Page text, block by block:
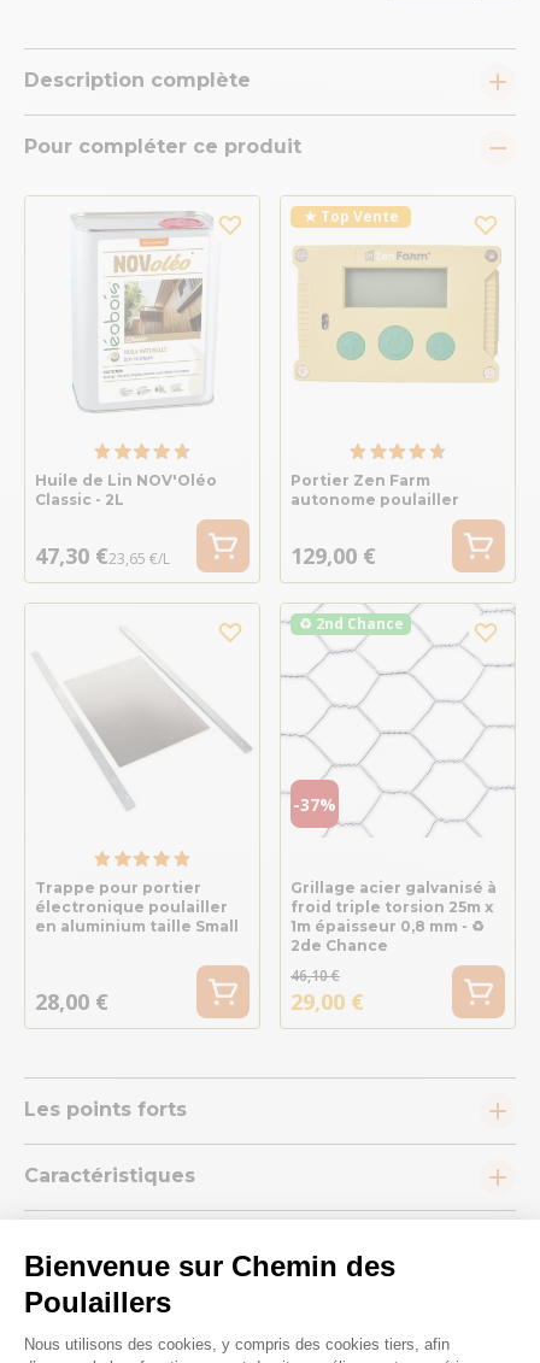
Bienvenue sur Chemin des
Poulaillers
Plateforme de Gestion du
Nous utilisons des cookies, y compris des cookies tiers, afin
Description complète
Pour compléter ce produit
Huile de Lin NOV'Oléo
Classic - 2L
47,30 €23,65 €/L
★ Top Vente
Portier Zen Farm
autonome poulailler
129,00 €
Trappe pour portier
électronique poulailler
en aluminium taille Small
28,00 €
-37%
♻ 2nd Chance
Grillage acier galvanisé à
froid triple torsion 25m x
1m épaisseur 0,8 mm - ♻
2de Chance
46,10 €
29,00 €
Les points forts
Caractéristiques